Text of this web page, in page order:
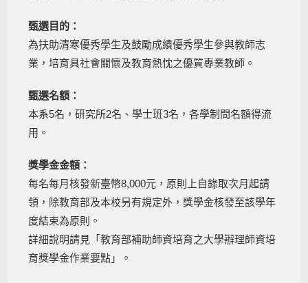
甄選目的：
為扶助清寒優秀學生及鼓勵成績優秀學生參與教師志
業，培育具社會關懷及教育熱忱之優質專業教師。
甄選名額：
本系5名，研究所2名、學士班3名，各學制間名額得流
用。
獎學金金額：
每名每月核發新臺幣8,000元，原則上自錄取次月起請
領，除教育部及本校另有規定外，獎學金核發至該學年
度結束為原則。
詳細說明請見「教育部補助師資培育之大學辦理師資培
育獎學金作業要點」。